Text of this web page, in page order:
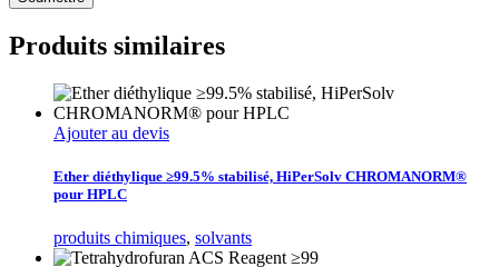
Produits similaires
Ajouter au devis
Ether diéthylique ≥99.5% stabilisé, HiPerSolv CHROMANORM®
pour HPLC
produits chimiques, solvants